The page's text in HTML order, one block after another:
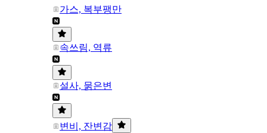
가스, 복부팽만
속쓰림, 역류
설사, 묽은변
변비, 잔변감